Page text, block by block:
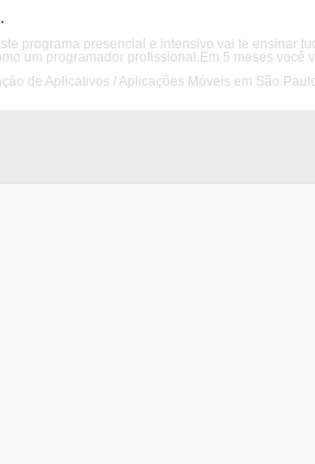
programa presencial e intensivo vai te ensinar
um programador profissional.Em 5 meses
de Aplicativos / Aplicações Móveis em São